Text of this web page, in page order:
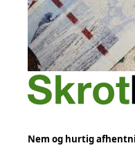
Nem og hurtig